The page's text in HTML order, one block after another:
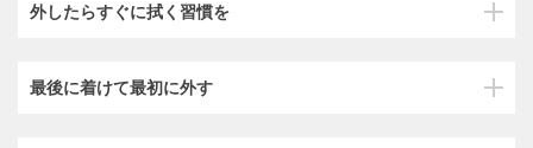
外したらすぐに拭く習慣を
最後に着けて最初に外す